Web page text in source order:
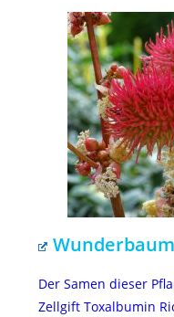
Der Samen dieser
Zellgift Toxalbumin